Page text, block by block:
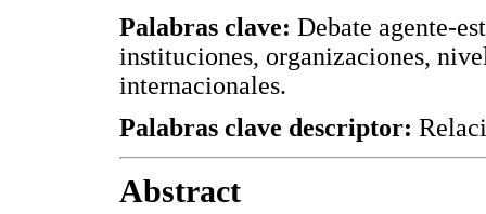
Palabras clave: Debate agente-
instituciones, organizaciones,
internacionales.
Palabras clave descriptor:
Abstract